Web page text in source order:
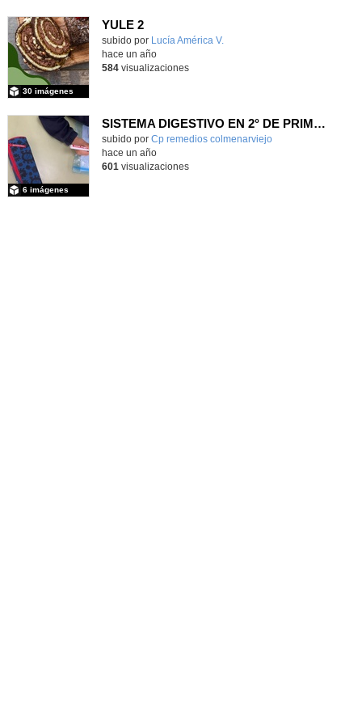
YULE 2
subido por Lucía América V.
30 imágenes
hace un año
584visualizaciones
SISTEMA DIGESTIVO EN 2° DE PRIMARIA
Contenido educativo.
subido por Cp remedios colmenarviejo
6 imágenes
-
hace un año
601 visualizaciones